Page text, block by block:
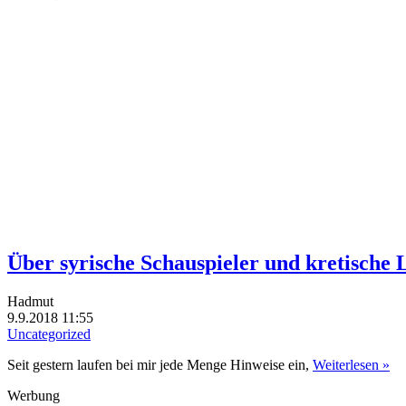
Über syrische Schauspieler und kretische
Hadmut
9.9.2018 11:55
Uncategorized
Seit gestern laufen bei mir jede Menge Hinweise ein, Weiterlesen »
Werbung